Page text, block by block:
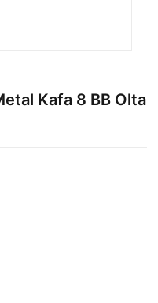
Kafa 8 BB Olta